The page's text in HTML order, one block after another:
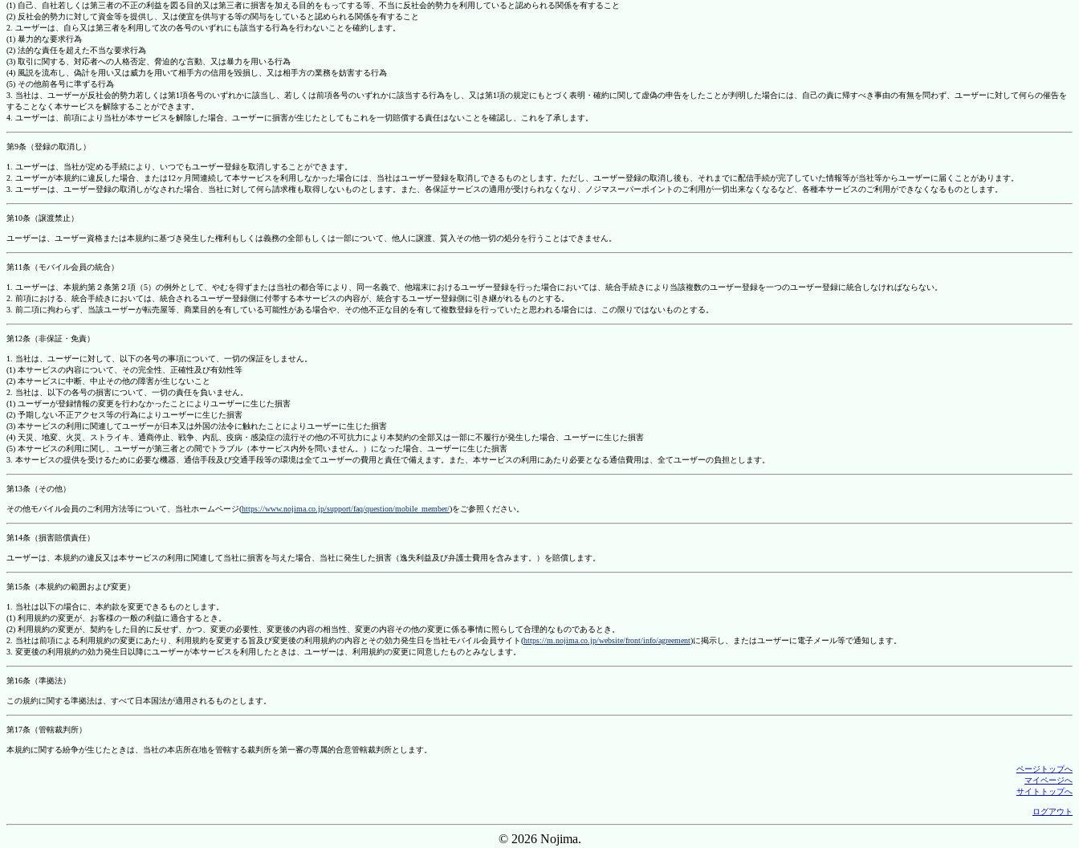
(1) 自己、自社若しくは第三者の不正の利益を図る目的又は第三者に損害を加える目的をもってする等、不当に反社会的勢力を利用していると認められる関係を有すること
(2) 反社会的勢力に対して資金等を提供し、又は便宜を供与する等の関与をしていると認められる関係を有すること
2. ユーザーは、自ら又は第三者を利用して次の各号のいずれにも該当する行為を行わないことを確約します。
(1) 暴力的な要求行為
(2) 法的な責任を超えた不当な要求行為
(3) 取引に関する、対応者への人格否定、脅迫的な言動、又は暴力を用いる行為
(4) 風説を流布し、偽計を用い又は威力を用いて相手方の信用を毀損し、又は相手方の業務を妨害する行為
(5) その他前各号に準ずる行為
3. 当社は、ユーザーが反社会的勢力若しくは第1項各号のいずれかに該当し、若しくは前項各号のいずれかに該当する行為をし、又は第1項の規定にもとづく表明・確約に関して虚偽の申告をしたことが判明した場合には、自己の責に帰すべき事由の有無を問わず、ユーザーに対して何らの催告を
することなく本サービスを解除することができます。
4. ユーザーは、前項により当社が本サービスを解除した場合、ユーザーに損害が生じたとしてもこれを一切賠償する責任はないことを確認し、これを了承します。
第9条（登録の取消し）
1. ユーザーは、当社が定める手続により、いつでもユーザー登録を取消しすることができます。
2. ユーザーが本規約に違反した場合、または12ヶ月間連続して本サービスを利用しなかった場合には、当社はユーザー登録を取消しできるものとします。ただし、ユーザー登録の取消し後も、それまでに配信手続が完了していた情報等が当社等からユーザーに届くことがあります。
3. ユーザーは、ユーザー登録の取消しがなされた場合、当社に対して何ら請求権も取得しないものとします。また、各保証サービスの適用が受けられなくなり、ノジマスーパーポイントのご利用が一切出来なくなるなど、各種本サービスのご利用ができなくなるものとします。
第10条（譲渡禁止）
ユーザーは、ユーザー資格または本規約に基づき発生した権利もしくは義務の全部もしくは一部について、他人に譲渡、質入その他一切の処分を行うことはできません。
第11条（モバイル会員の統合）
1. ユーザーは、本規約第２条第２項（5）の例外として、やむを得ずまたは当社の都合等により、同一名義で、他端末におけるユーザー登録を行った場合においては、統合手続きにより当該複数のユーザー登録を一つのユーザー登録に統合しなければならない。
2. 前項における、統合手続きにおいては、統合されるユーザー登録側に付帯する本サービスの内容が、統合するユーザー登録側に引き継がれるものとする。
3. 前二項に拘わらず、当該ユーザーが転売屋等、商業目的を有している可能性がある場合や、その他不正な目的を有して複数登録を行っていたと思われる場合には、この限りではないものとする。
第12条（非保証・免責）
1. 当社は、ユーザーに対して、以下の各号の事項について、一切の保証をしません。
(1) 本サービスの内容について、その完全性、正確性及び有効性等
(2) 本サービスに中断、中止その他の障害が生じないこと
2. 当社は、以下の各号の損害について、一切の責任を負いません。
(1) ユーザーが登録情報の変更を行わなかったことによりユーザーに生じた損害
(2) 予期しない不正アクセス等の行為によりユーザーに生じた損害
(3) 本サービスの利用に関連してユーザーが日本又は外国の法令に触れたことによりユーザーに生じた損害
(4) 天災、地変、火災、ストライキ、通商停止、戦争、内乱、疫病・感染症の流行その他の不可抗力により本契約の全部又は一部に不履行が発生した場合、ユーザーに生じた損害
(5) 本サービスの利用に関し、ユーザーが第三者との間でトラブル（本サービス内外を問いません。）になった場合、ユーザーに生じた損害
3. 本サービスの提供を受けるために必要な機器、通信手段及び交通手段等の環境は全てユーザーの費用と責任で備えます。また、本サービスの利用にあたり必要となる通信費用は、全てユーザーの負担とします。
第13条（その他）
その他モバイル会員のご利用方法等について、当社ホームページ(https://www.nojima.co.jp/support/faq/question/mobile_member/)をご参照ください。
第14条（損害賠償責任）
ユーザーは、本規約の違反又は本サービスの利用に関連して当社に損害を与えた場合、当社に発生した損害（逸失利益及び弁護士費用を含みます。）を賠償します。
第15条（本規約の範囲および変更）
1. 当社は以下の場合に、本約款を変更できるものとします。
(1) 利用規約の変更が、お客様の一般の利益に適合するとき。
(2) 利用規約の変更が、契約をした目的に反せず、かつ、変更の必要性、変更後の内容の相当性、変更の内容その他の変更に係る事情に照らして合理的なものであるとき。
2. 当社は前項による利用規約の変更にあたり、利用規約を変更する旨及び変更後の利用規約の内容とその効力発生日を当社モバイル会員サイト(https://m.nojima.co.jp/website/front/info/agreement)に掲示し、またはユーザーに電子メール等で通知します。
3. 変更後の利用規約の効力発生日以降にユーザーが本サービスを利用したときは、ユーザーは、利用規約の変更に同意したものとみなします。
第16条（準拠法）
この規約に関する準拠法は、すべて日本国法が適用されるものとします。
第17条（管轄裁判所）
本規約に関する紛争が生じたときは、当社の本店所在地を管轄する裁判所を第一審の専属的合意管轄裁判所とします。
ページトップへ
マイページへ
サイトトップへ
ログアウト
© 2026 Nojima.